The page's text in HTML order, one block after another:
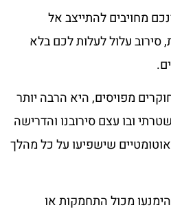
מחויבים להתייצב אל
סירוב עלול לעלות לכם בלא
מפויסים, היא הרבה יותר
ובו עצם סירובנו והדרישה
שישפיעו על כל מהלך
מכול התחמקות או